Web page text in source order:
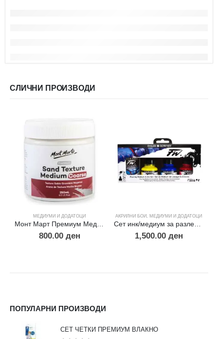
СЛИЧНИ ПРОИЗВОДИ
МЕДИУМИ И ДОДАТОЦИ
Монт Март Премиум Медиум – Текстура 250мл
800.00 ден
АКРИЛНИ БОИ , МЕДИУМИ И ДОДАТОЦИ
Сет инк/медиум за разлевање
1,500.00 ден
ПОПУЛАРНИ ПРОИЗВОДИ
СЕТ ЧЕТКИ ПРЕМИУМ ВЛАКНО